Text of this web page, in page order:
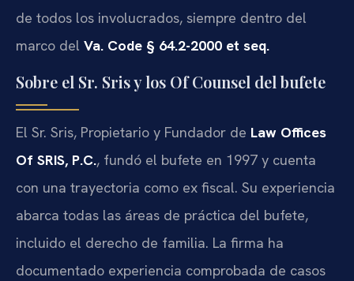
de todos los involucrados, siempre dentro del
marco del Va. Code § 64.2-2000 et seq.
Sobre el Sr. Sris y los Of Counsel del bufete
El Sr. Sris, Propietario y Fundador de Law Offices
Of SRIS, P.C., fundó el bufete en 1997 y cuenta
con una trayectoria como ex fiscal. Su experiencia
abarca todas las áreas de práctica del bufete,
incluido el derecho de familia. La firma ha
documentado experiencia comprobada de casos